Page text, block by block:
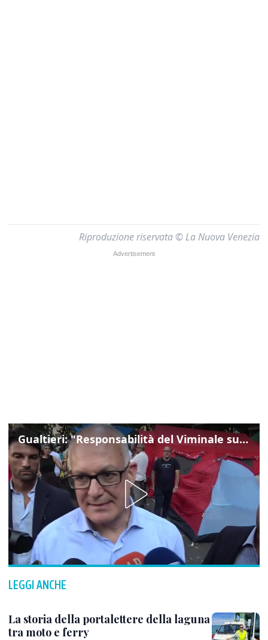
Riproduzione riservata © La Nuova Venezia
Gualtieri: "Responsabilità del Viminale su Spin Time? La posizione dei partiti è nota"
LEGGI ANCHE
La storia della portalettere della laguna
tra moto e ferry